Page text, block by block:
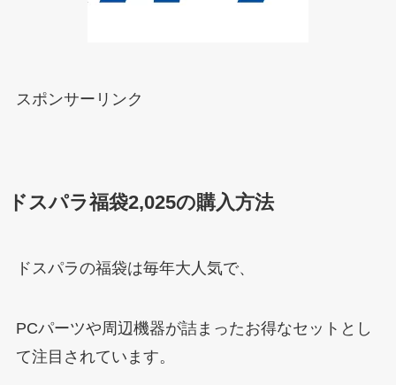
スポンサーリンク
ドスパラ福袋2,025の購入方法
ドスパラの福袋は毎年大人気で、
PCパーツや周辺機器が詰まったお得なセットとし
て注目されています。